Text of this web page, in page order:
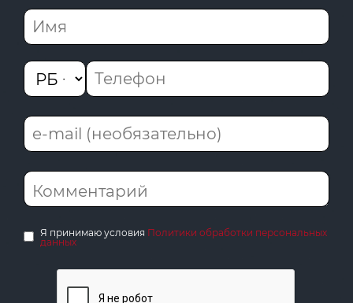
Я принимаю условия Политики обработки персональных
данных